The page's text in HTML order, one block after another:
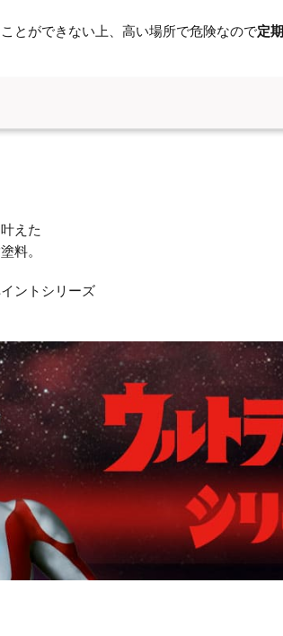
とができない上、高い場所で危険なので定
えた
料。
ントシリーズ